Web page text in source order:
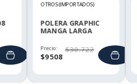
OTROS (IMPORTADOS)
POLERA GRAPHIC
MANGA LARGA
Precio:
$9508
$30.722